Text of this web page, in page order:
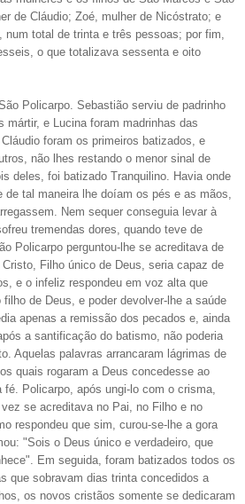
de Cláudio; Zoé, mulher de Nicóstrato; e
num total de trinta e três pessoas; por fim,
o que totalizava sessenta e oito
Policarpo. Sebastião serviu de padrinho
mártir, e Lucina foram madrinhas das
foram os primeiros batizados, e
não lhes restando o menor sinal de
deles, foi batizado Tranquilino. Havia onde
de tal maneira lhe doíam os pés e as mãos,
Nem sequer conseguia levar à
tremendas dores, quando teve de
Policarpo perguntou-lhe se acreditava de
Filho único de Deus, seria capaz de
e o infeliz respondeu em voz alta que
de Deus, e poder devolver-lhe a saúde
apenas a remissão dos pecados e, ainda
a santificação do batismo, não poderia
Aquelas palavras arrancaram lágrimas de
quais rogaram a Deus concedesse ao
fé. Policarpo, após ungi-lo com o crisma,
se acreditava no Pai, no Filho e no
respondeu que sim, curou-se-lhe a gora
"Sois o Deus único e verdadeiro, que
Em seguida, foram batizados todos os
que sobravam dias trinta concedidos a
os novos cristãos somente se dedicaram